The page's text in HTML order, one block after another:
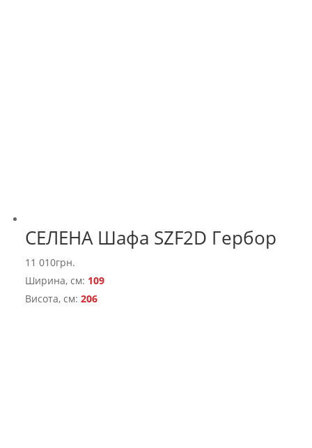
СЕЛЕНА Шафа SZF2D Гербор
11 010грн.
Ширина, см: 109
Висота, см:206